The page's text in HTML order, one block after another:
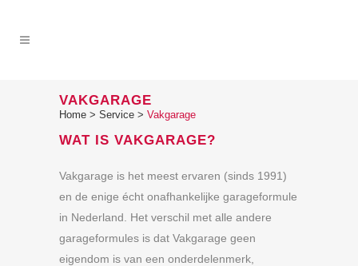
VAKGARAGE
Home > Service > Vakgarage
WAT IS VAKGARAGE?
Vakgarage is het meest ervaren (sinds 1991)
en de enige écht onafhankelijke garageformule
in Nederland. Het verschil met alle andere
garageformules is dat Vakgarage geen
eigendom is van een onderdelenmerk,